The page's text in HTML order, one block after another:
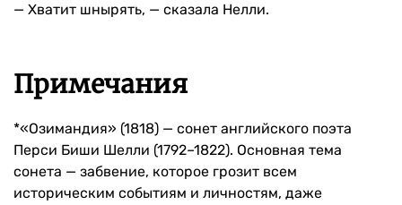
— Хватит шнырять, — сказала Нелли.
Примечания
*«Озимандия» (1818) — сонет английского поэта
Перси Биши Шелли (1792–1822). Основная тема
сонета — забвение, которое грозит всем
историческим событиям и личностям, даже